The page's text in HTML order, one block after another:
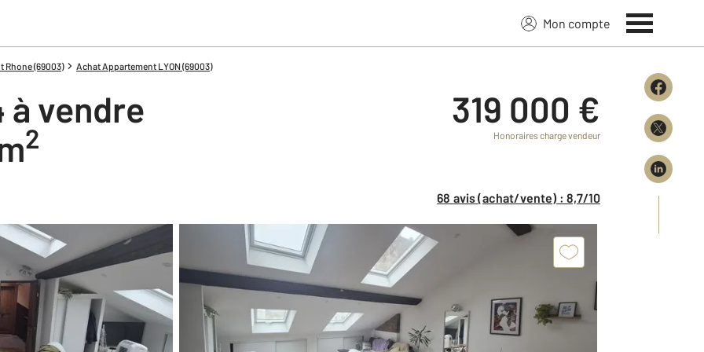
Mon compte
Rhone (69003) Achat Appartement LYON (69003)
à vendre
2
319 000 €
Honoraires charge vendeur
68 avis (achat/vente) : 8,7/10